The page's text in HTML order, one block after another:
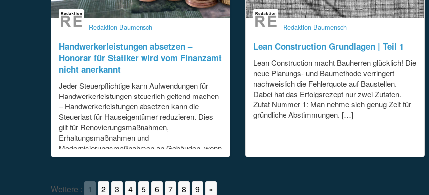
Redaktion Baumensch
Handwerkerleistungen absetzen –
Honorar für Statiker wird vom Finanzamt
nicht anerkannt
Jeder Steuerpflichtige kann Aufwendungen für
Handwerkerleistungen steuerlich geltend machen
– Handwerkerleistungen absetzen kann die
Steuerlast für Hauseigentümer reduzieren. Dies
gilt für Renovierungsmaßnahmen,
Erhaltungsmaßnahmen und
Modernisierungsmaßnahmen an Gebäuden, wenn
diese zum eigenen Haushalt gehören. Kosten, […]
Redaktion Baumensch
Lean Construction Grundlagen | Teil 1
Lean Construction macht Bauherren glücklich! Die
neue Planungs- und Baumethode verringert
nachweislich die Fehlerquote auf Baustellen.
Dabei hat das Erfolgsrezept nur zwei Zutaten.
Zutat Nummer 1: Man nehme sich genug Zeit für
gründliche Abstimmungen. […]
Weitere : 1 2 3 4 5 6 7 8 9 »